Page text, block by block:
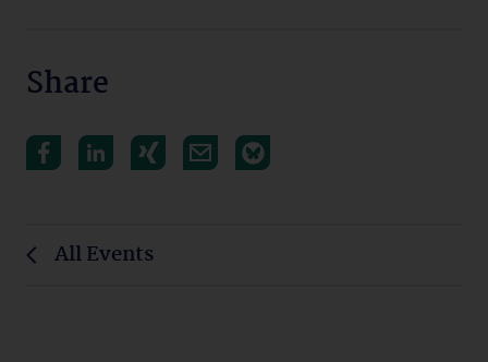
Share
All Events